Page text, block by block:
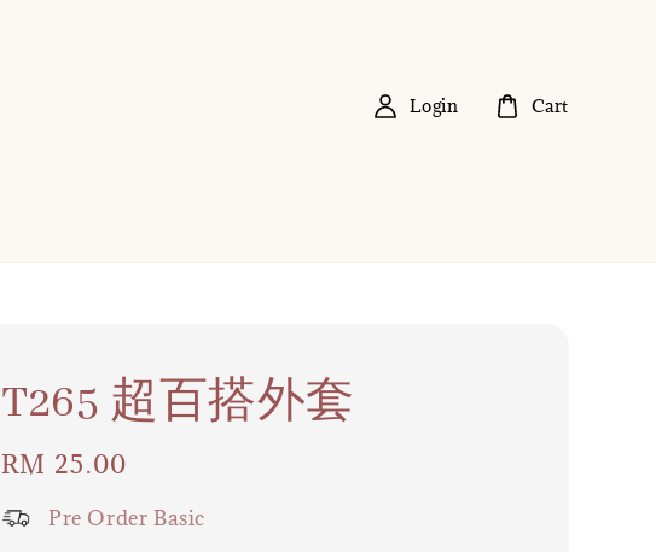
Login Cart
T265 超百搭外套
Regular
RM 25.00
Pre Order Basic